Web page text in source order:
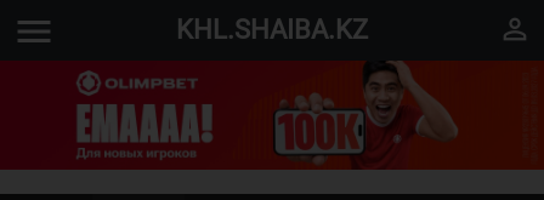
menu KHL.SHAIBA.KZ perm_identity